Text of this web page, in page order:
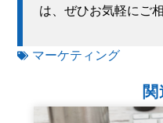
は、ぜひお気軽にご
マーケティング